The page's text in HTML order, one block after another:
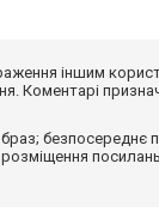
іншим
Коментарі
безпосереднє